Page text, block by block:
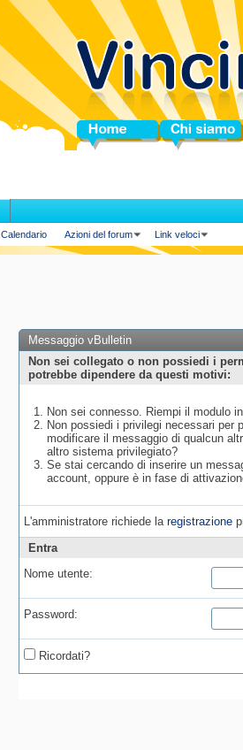
Home Chi siamo
Calendario Azioni del forum Link veloci
Messaggio vBulletin
Non sei collegato o non possiedi i
potrebbe dipendere da questi motivi:
Non sei connesso. Riempi il modulo
Non possiedi i privilegi necessari per
modificare il messaggio di qualcun
altro sistema privilegiato?
Se stai cercando di inserire un
account, oppure è in fase di
L'amministratore richiede la registrazione
Entra
Nome utente:
Password:
Ricordati?